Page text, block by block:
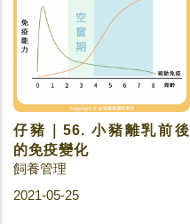
仔豬｜56. 小豬離乳前後
的免疫變化
飼養管理
2021-05-25